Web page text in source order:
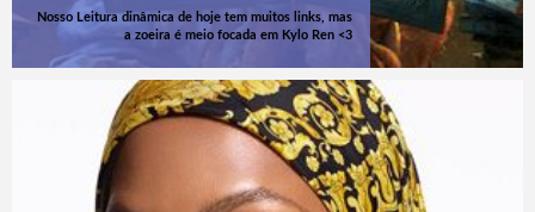
Nosso Leitura dinâmica de hoje tem muitos links, mas
a zoeira é meio focada em Kylo Ren <3